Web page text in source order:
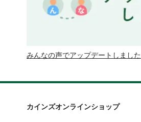
みんなの声でアップデートしました
カインズオンラインショップ